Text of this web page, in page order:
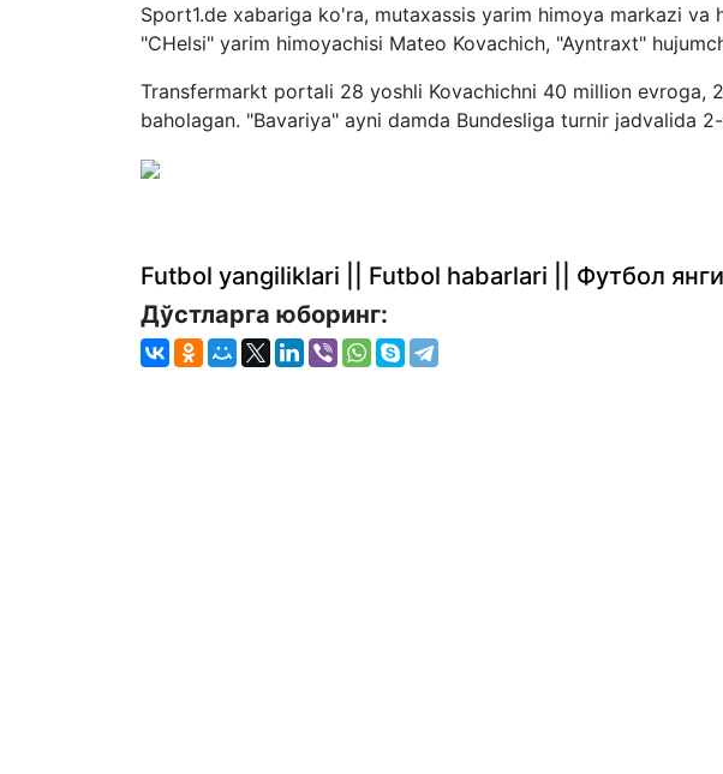
Sport1.de xabariga ko'ra, mutaxassis yarim himoya markazi
"CHelsi" yarim himoyachisi Mateo Kovachich, "Ayntraxt"
Transfermarkt portali 28 yoshli Kovachichni 40 million evroga,
baholagan. "Bavariya" ayni damda Bundesliga turnir jadvalida
Futbol yangiliklari || Futbol habarlari || Футбол
Дўстларга юборинг: